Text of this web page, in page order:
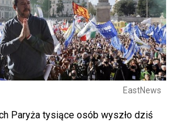
EastNews
Paryża tysiące osób wyszło dziś